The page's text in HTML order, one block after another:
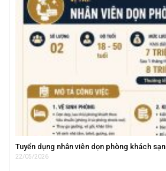
Tuyển dụng nhân viên dọn phòng khách sạn
22/05/2026